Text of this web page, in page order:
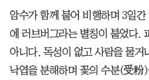
암수가 함께 붙어 비행하며 3일
에 러브버그라는 별칭이 붙었다.
아니다. 독성이 없고 사람을 물거
낙엽을 분해하며 꽃의 수분(受粉